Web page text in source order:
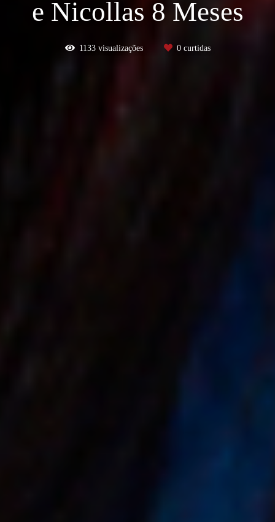
e Nicollas 8 Meses
1133visualizações 0curtidas